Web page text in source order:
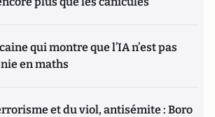
qui montre que l’IA n’est pas
en maths
et du viol, antisémite : Boro